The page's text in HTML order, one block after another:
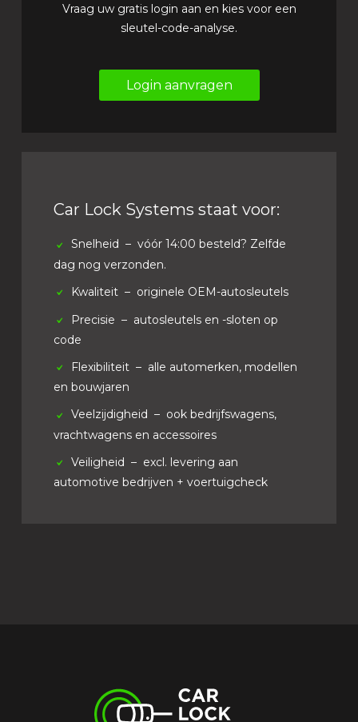
Vraag uw gratis login aan en kies voor een
sleutel-code-analyse.
Login aanvragen
Car Lock Systems staat voor:
Snelheid – vóór 14:00 besteld? Zelfde
dag nog verzonden.
Kwaliteit – originele OEM-autosleutels
Precisie – autosleutels en -sloten op
code
Flexibiliteit – alle automerken, modellen
en bouwjaren
Veelzijdigheid – ook bedrijfswagens,
vrachtwagens en accessoires
Veiligheid – excl. levering aan
automotive bedrijven + voertuigcheck